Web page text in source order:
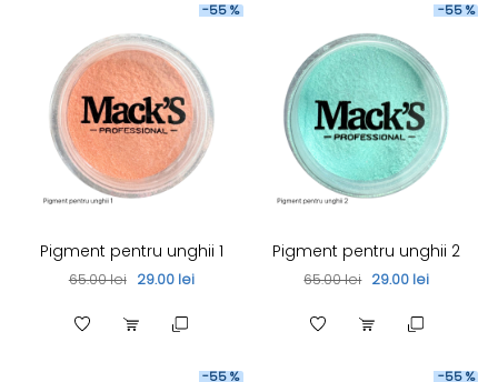
-55 %
Pigment pentru unghii 1
65.00 lei 29.00 lei
-55 %
Pigment pentru unghii 2
65.00 lei 29.00 lei
-55 % -55 %